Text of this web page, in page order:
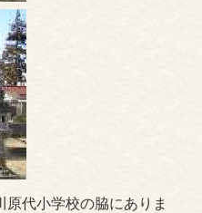
原代小学校の脇にありま